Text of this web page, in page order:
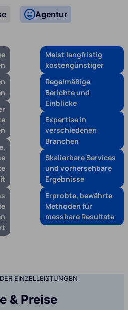
Agentur
Meist langfristig
kostengünstiger
Regelmäßige
Berichte und
Einblicke
Expertise in
verschiedenen
Branchen
Skalierbare Services
und vorhersehbare
Ergebnisse
Erprobte, bewährte
Methoden für
messbare Resultate
EINZELLEISTUNGEN
& Preise